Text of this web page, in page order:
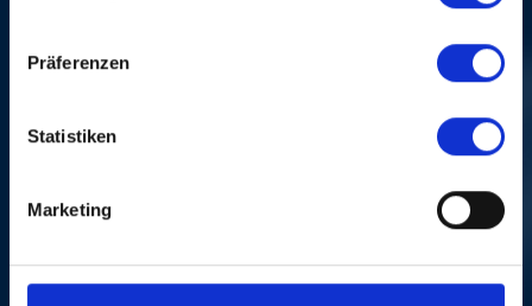
Präferenzen
Statistiken
Marketing